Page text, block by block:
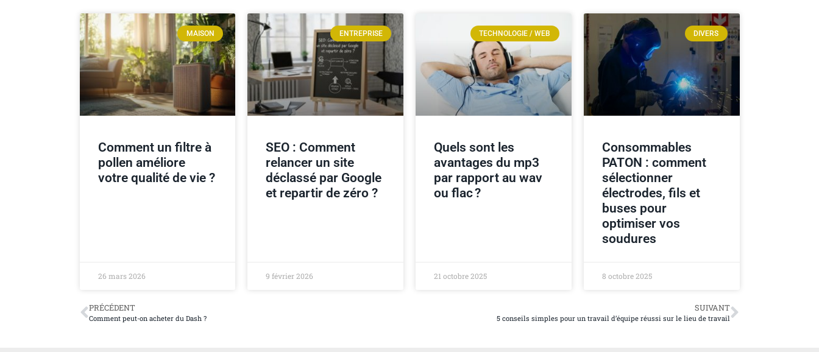
MAISON
Comment un filtre à
pollen améliore
votre qualité de vie ?
26 mars 2026
ENTREPRISE
SEO : Comment
relancer un site
déclassé par Google
et repartir de zéro ?
9 février 2026
TECHNOLOGIE / WEB
Quels sont les
avantages du mp3
par rapport au wav
ou flac ?
21 octobre 2025
DIVERS
Consommables
PATON : comment
sélectionner
électrodes, fils et
buses pour
optimiser vos
soudures
8 octobre 2025
PRÉCÉDENT
Comment peut-on acheter du Dash ?
SUIVANT
5 conseils simples pour un travail d’équipe réussi sur le lieu de travail